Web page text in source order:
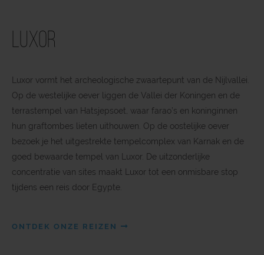
Luxor
Luxor vormt het archeologische zwaartepunt van de Nijlvallei.
Op de westelijke oever liggen de Vallei der Koningen en de
terrastempel van Hatsjepsoet, waar farao’s en koninginnen
hun graftombes lieten uithouwen. Op de oostelijke oever
bezoek je het uitgestrekte tempelcomplex van Karnak en de
goed bewaarde tempel van Luxor. De uitzonderlijke
concentratie van sites maakt Luxor tot een onmisbare stop
tijdens een reis door Egypte.
ONTDEK ONZE REIZEN